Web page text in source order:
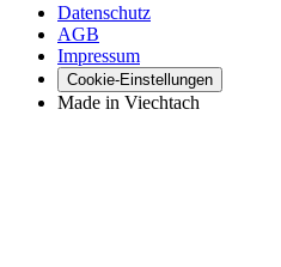
Datenschutz
AGB
Impressum
Cookie-Einstellungen
Made in Viechtach